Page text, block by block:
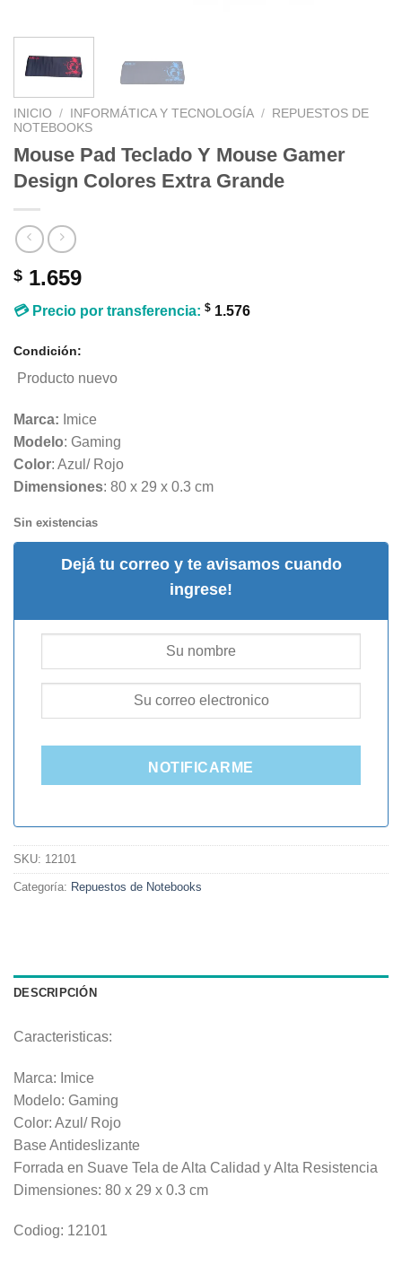
INICIO / INFORMÁTICA Y TECNOLOGÍA /
REPUESTOS DE
NOTEBOOKS
Mouse Pad Teclado Y Mouse Gamer
Design Colores Extra Grande
$ 1.659
💳 Precio por transferencia: $ 1.576
Condición:
Producto nuevo
Marca: Imice
Modelo: Gaming
Color: Azul/ Rojo
Dimensiones: 80 x 29 x 0.3 cm
Sin existencias
Dejá tu correo y te avisamos cuando
ingrese!
NOTIFICARME
SKU: 12101
Categoría: Repuestos de Notebooks
DESCRIPCIÓN
Caracteristicas:
Marca: Imice
Modelo: Gaming
Color: Azul/ Rojo
Base Antideslizante
Forrada en Suave Tela de Alta Calidad y Alta Resistencia
Dimensiones: 80 x 29 x 0.3 cm
Codiog: 12101